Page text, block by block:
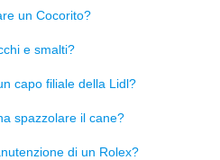
un Cocorito?
e smalti?
capo filiale della Lidl?
spazzolare il cane?
di un Rolex?